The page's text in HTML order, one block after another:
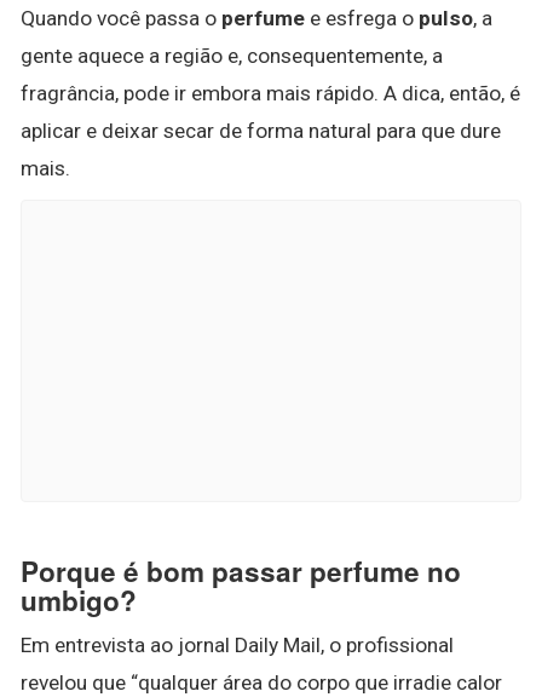
Quando você passa o perfume e esfrega o pulso, a
gente aquece a região e, consequentemente, a
fragrância, pode ir embora mais rápido. A dica, então, é
aplicar e deixar secar de forma natural para que dure
mais.
Porque é bom passar perfume no
umbigo?
Em entrevista ao jornal Daily Mail, o profissional
revelou que “qualquer área do corpo que irradie calor